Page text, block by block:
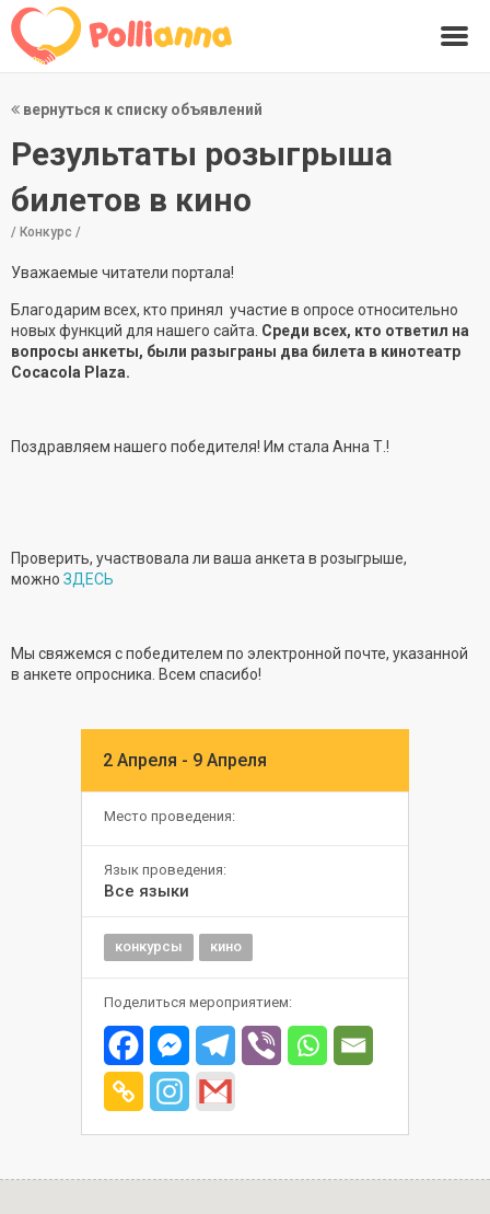
вернуться к списку объявлений
Результаты розыгрыша
билетов в кино
/ Конкурс /
Уважаемые читатели портала!
Благодарим всех, кто принял участие в опросе относительно
новых функций для нашего сайта. Среди всех, кто ответил на
вопросы анкеты, были разыграны два билета в кинотеатр
Cocacola Plaza.
Поздравляем нашего победителя! Им стала Анна Т.!
Проверить, участвовала ли ваша анкета в розыгрыше,
можно ЗДЕСЬ
Мы свяжемся с победителем по электронной почте, указанной
в анкете опросника. Всем спасибо!
2 Апреля - 9 Апреля
Место проведения:
Язык проведения:
Все языки
конкурсы кино
Поделиться мероприятием: